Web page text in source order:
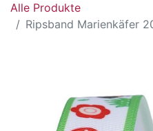
Alle Produkte
Ripsband Marienkäfer